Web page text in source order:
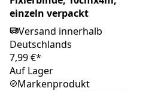
einzeln verpackt
Versand innerhalb
Deutschlands
7,99 €*
Auf Lager
Markenprodukt